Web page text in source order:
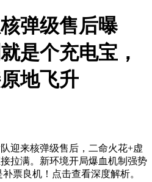
弹级售后曝
是个充电宝，
地飞升
迎来核弹级售后，二命火花+虚
拉满。新环境开局爆血机制强势
票良机！点击查看深度解析。